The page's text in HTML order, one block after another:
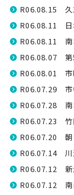
R06.08.15 久
R06.08.11 日
R06.08.11 南
R06.08.07 第
R06.08.01 市
R06.07.29 市
R06.07.28 南
R06.07.23 竹
R06.07.20 朝
R06.07.14 川
R06.07.12 新
R06.07.12 南